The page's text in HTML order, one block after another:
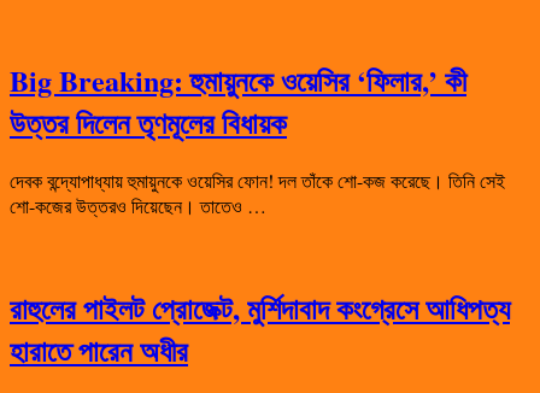
Big Breaking: হুমায়ুনকে ওয়েসির ‘ফিলার,’ কী
উত্তর দিলেন তৃণমূলের বিধায়ক
দেবক বন্দ্যোপাধ্যায় হুমায়ুনকে ওয়েসির ফোন! দল তাঁকে শো-কজ করেছে। তিনি সেই
শো-কজের উত্তরও দিয়েছেন। তাতেও …
রাহুলের পাইলট প্রোজেক্ট, মুর্শিদাবাদ কংগ্রেসে আধিপত্য
হারাতে পারেন অধীর